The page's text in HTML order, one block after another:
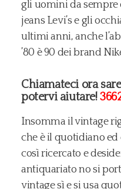
gli uomini da
jeans Levi’s e gli
ultimi anni, anche
’80 è 90 dei brand
Chiamateci ora
potervi aiutare!
Insomma il vintage
che è il quotidiano ed
così ricercato e
antiquariato no si
vintage sì e si usa